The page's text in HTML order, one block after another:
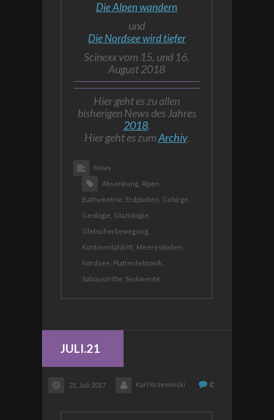
Die Alpen wandern
und
Die Nordsee wird tiefer
Scinexx vom 15. und 16.
August 2018
Hier geht es zu allen
bisherigen News des Jahres
2018.
Hier geht es zumArchiv.
News
Absenkung, Alpen,
Bathymetrie, Erdplatten, Gebirge,
Geologie, Glaziologie,
Gletscherbewegung,
Kontinentaldrift, Meeresboden,
Nordsee, Plattentektonik,
Salzaustritte, Sedimente
JULI.21
21. Juli 2017 0
Karl Krzeminski